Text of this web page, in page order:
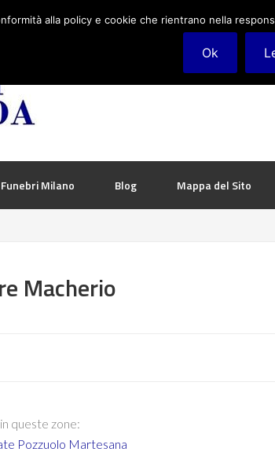
Milano Blog Mappa del Sito
Macherio
queste zone:
Pozzuolo Martesana
alla policy e cookie che rientrano nella
Ok